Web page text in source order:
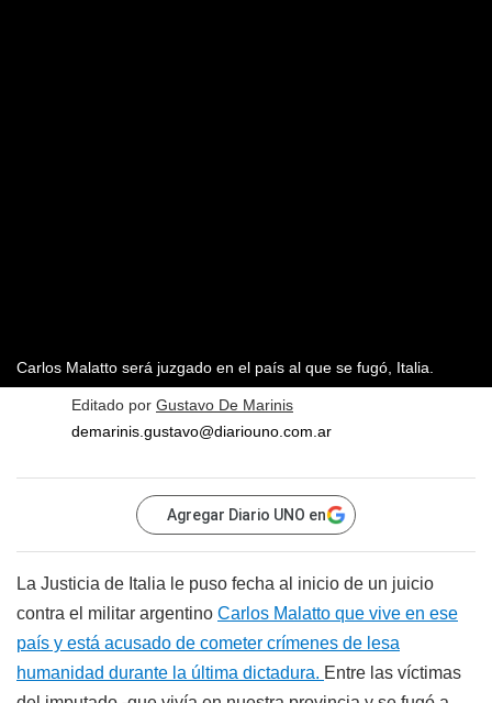
Carlos Malatto será juzgado en el país al que se fugó, Italia.
Editado por Gustavo De Marinis
demarinis.gustavo@diariouno.com.ar
Agregar Diario UNO en
La Justicia de Italia le puso fecha al inicio de un juicio
contra el militar argentino Carlos Malatto que vive en ese
país y está acusado de cometer crímenes de lesa
humanidad durante la última dictadura. Entre las víctimas